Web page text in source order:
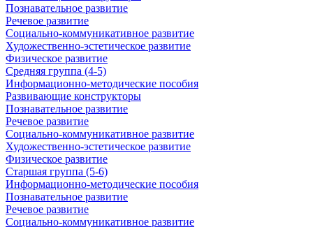
Познавательное развитие
Речевое развитие
Социально-коммуникативное развитие
Художественно-эстетическое развитие
Физическое развитие
Средняя группа (4-5)
Информационно-методические пособия
Развивающие конструкторы
Познавательное развитие
Речевое развитие
Социально-коммуникативное развитие
Художественно-эстетическое развитие
Физическое развитие
Старшая группа (5-6)
Информационно-методические пособия
Познавательное развитие
Речевое развитие
Социально-коммуникативное развитие